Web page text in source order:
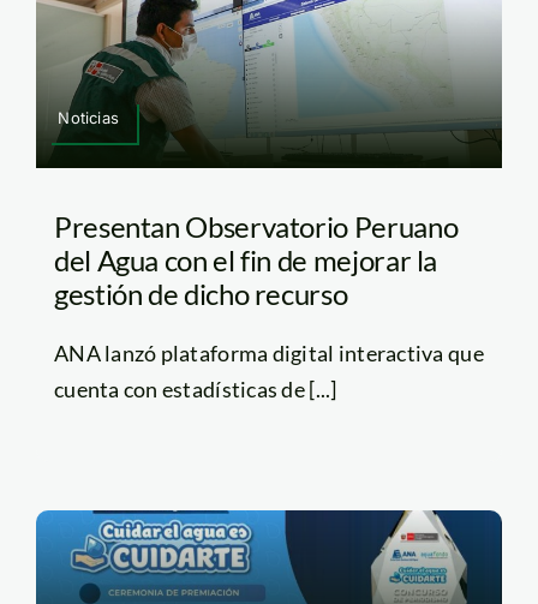
Noticias
Presentan Observatorio Peruano
del Agua con el fin de mejorar la
gestión de dicho recurso
ANA lanzó plataforma digital interactiva que
cuenta con estadísticas de [...]